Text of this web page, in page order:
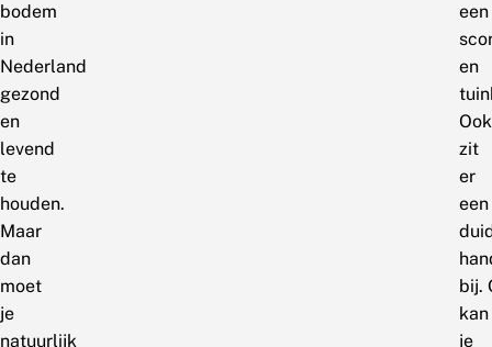
bodem
in
Nederland
gezond
en
levend
te
houden.
Maar
dan
moet
je
natuurlijk
een
en
Ook
zit
er
een
bij.
kan
je